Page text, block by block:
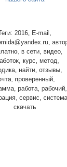
2016, E-mail,
в сети, видео,
курс, метод,
найти, отзывы,
проверенный,
работа, рабочий,
сервис,
скачать